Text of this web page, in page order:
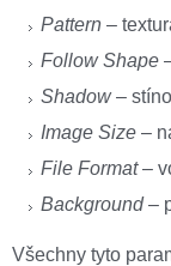
Pattern –
Follow Shape
Shadow–
Image Size –
File Format–
Background–
Všechny tyto